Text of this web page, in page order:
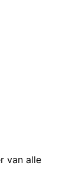
van alle